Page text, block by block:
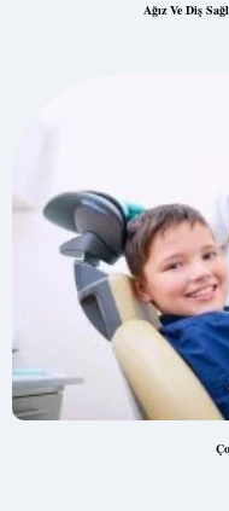
Ağız Ve Diş